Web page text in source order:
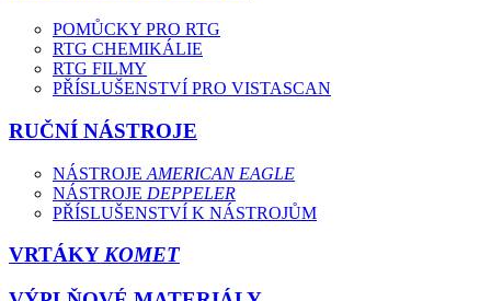
POMŮCKY PRO RTG
RTG CHEMIKÁLIE
RTG FILMY
PŘÍSLUŠENSTVÍ PRO VISTASCAN
RUČNÍ NÁSTROJE
NÁSTROJE AMERICAN EAGLE
NÁSTROJE DEPPELER
PŘÍSLUŠENSTVÍ K NÁSTROJŮM
VRTÁKYKOMET